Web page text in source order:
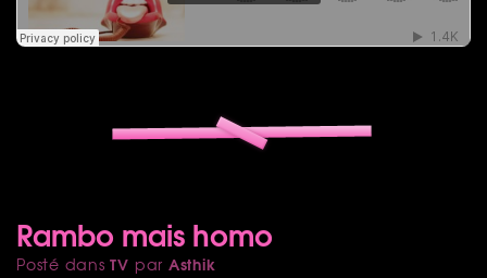
Rambo mais homo
Posté dansTV par Asthik